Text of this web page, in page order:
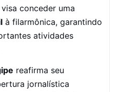
conceder uma
à filarmônica, garantindo
atividades
reafirma seu
jornalística